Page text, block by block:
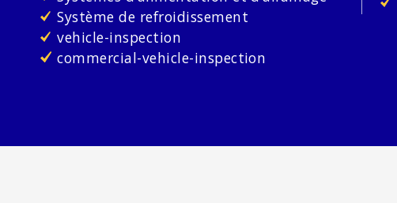
Système de refroidissement
vehicle-inspection
commercial-vehicle-inspection